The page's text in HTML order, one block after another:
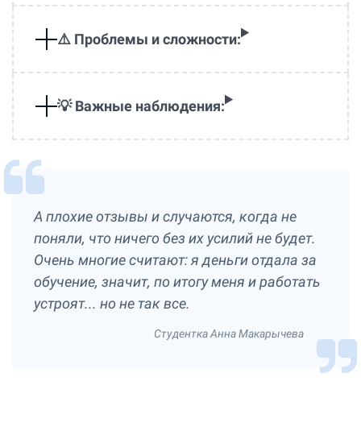
⚠️ Проблемы и сложности:
💡 Важные наблюдения:
А плохие отзывы и случаются, когда не
поняли, что ничего без их усилий не будет.
Очень многие считают: я деньги отдала за
обучение, значит, по итогу меня и работать
устроят... но не так все.
Студентка Анна Макарычева